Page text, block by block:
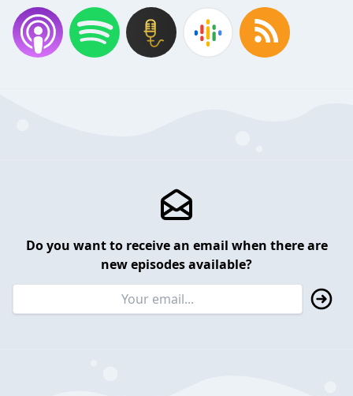
Do you want to receive an email when there are
new episodes available?